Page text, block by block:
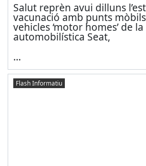
Salut reprèn avui dilluns
vacunació amb punts
vehicles ‘motor homes’ de
automobilística Seat,
...
Flash Informatiu